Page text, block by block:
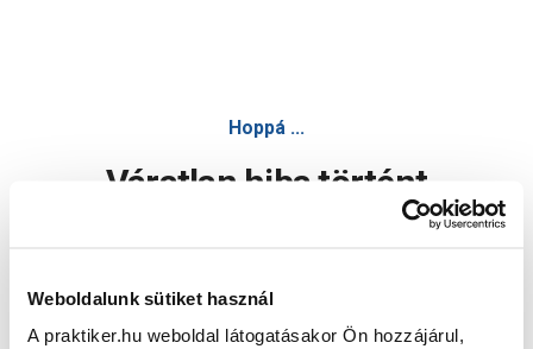
Weboldalunk sütiket használ
A praktiker.hu weboldal látogatásakor Ön hozzájárul,
Hoppá ...
Váratlan hiba történt
Oldal újratöltése